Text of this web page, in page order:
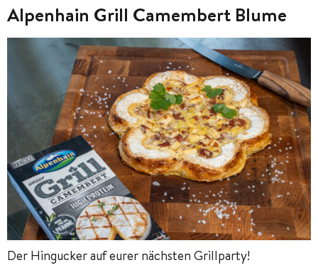
Alpenhain Grill Camembert Blume
Der Hingucker auf eurer nächsten Grillparty!